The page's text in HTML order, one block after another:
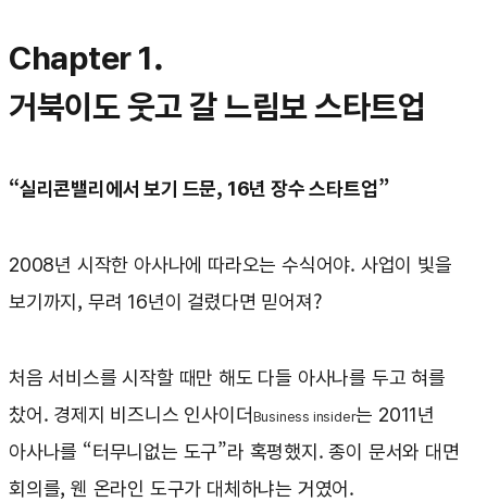
Chapter 1.
거북이도 웃고 갈 느림보 스타트업
“실리콘밸리에서 보기 드문, 16년 장수 스타트업”
2008년 시작한 아사나에 따라오는 수식어야. 사업이 빛을
보기까지, 무려 16년이 걸렸다면 믿어져?
처음 서비스를 시작할 때만 해도 다들 아사나를 두고 혀를
찼어. 경제지 비즈니스 인사이더 Business insider는 2011년
아사나를 “터무니없는 도구”라 혹평했지. 종이 문서와 대면
회의를, 웬 온라인 도구가 대체하냐는 거였어.